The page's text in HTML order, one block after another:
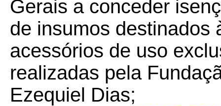
Gerais a conceder
de insumos destinados
acessórios de uso
realizadas pela
Ezequiel Dias;